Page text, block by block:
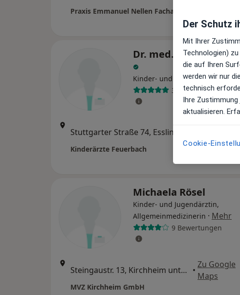
Dr. med. Anne
Kinder- und Jugendärztin
3 Bewertungen
Maps
Kinderärzte Feuerbach
Michaela Rösel
Kinder- und Jugendärztin,
Allgemeinmedizinerin · Mehr
9 Bewertungen
Steingaustr. 13, Kirchheim unter Teck •
Zu Google
Maps
MVZ Kirchheim GmbH
Der Schutz
Mit Ihrer
Technologien)
die auf Ihren
werden wir nur
technisch
Ihre
aktualisieren.
Cookie-